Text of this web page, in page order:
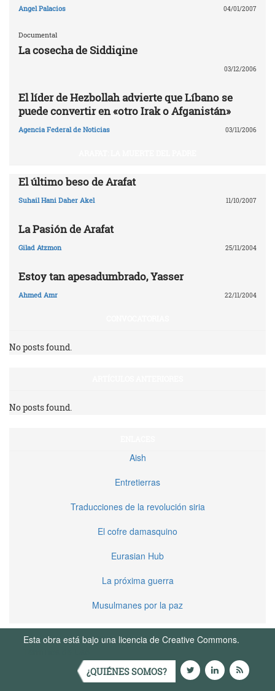
Angel Palacios 04/01/2007
Documental
La cosecha de Siddiqine
03/12/2006
El líder de Hezbollah advierte que Líbano se
puede convertir en «otro Irak o Afganistán»
Agencia Federal de Noticias 03/11/2006
El último beso de Arafat
Suhail Hani Daher Akel 11/10/2007
La Pasión de Arafat
Gilad Atzmon 25/11/2004
Estoy tan apesadumbrado, Yasser
Ahmed Amr 22/11/2004
No posts found.
No posts found.
Aish
Entretierras
Traducciones de la revolución siria
El cofre damasquino
Eurasian Hub
La próxima guerra
Musulmanes por la paz
Esta obra está bajo una licencia de Creative Commons.
¿QUIÉNES SOMOS?